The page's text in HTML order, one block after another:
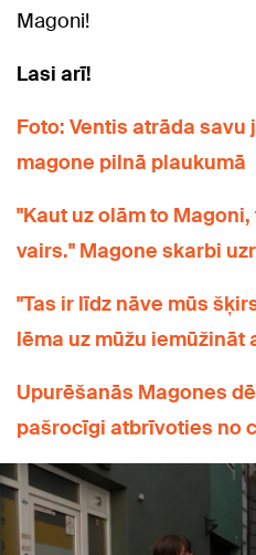
Magoni!
Lasi arī!
Foto: Ventis atrāda savu
magone pilnā plaukumā
"Kaut uz olām to
vairs." Magone skarbi
"Tas ir līdz nāve mūs
lēma uz mūžu iemūžināt
Upurēšanās Magones
pašrocīgi atbrīvoties no